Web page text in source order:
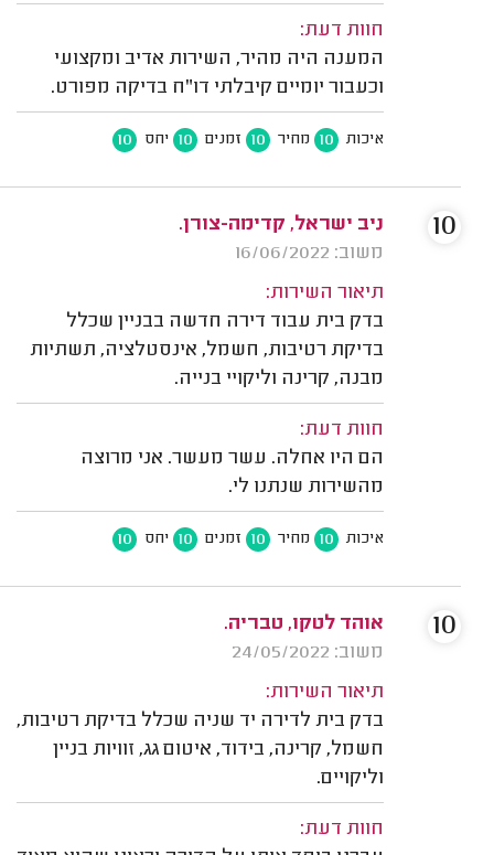
חוות דעת:
המענה היה מהיר, השירות אדיב ומקצועי
וכעבור יומיים קיבלתי דו"ח בדיקה מפורט.
איכות 10 מחיר 10 זמנים 10 יחס 10
ניב ישראל, קדימה-צורן.
משוב: 16/06/2022
תיאור השירות:
בדק בית עבוד דירה חדשה בבניין שכלל
בדיקת רטיבות, חשמל, אינסטלציה, תשתיות
מבנה, קרינה וליקויי בנייה.
חוות דעת:
הם היו אחלה. עשר מעשר. אני מרוצה
מהשירות שנתנו לי.
איכות 10 מחיר 10 זמנים 10 יחס 10
10
אוהד לטקו, טבריה.
משוב: 24/05/2022
תיאור השירות:
בדק בית לדירה יד שניה שכלל בדיקת רטיבות,
חשמל, קרינה, בידוד, איטום גג, זוויות בניין
וליקויים.
חוות דעת:
10